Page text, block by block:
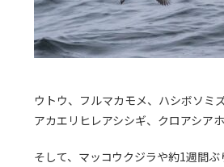
ウトウ、フルマカモメ、ハシボソミ
アカエリヒレアシシギ、クロアシアホ
そして、マッコウクジラや約1週間ぶ